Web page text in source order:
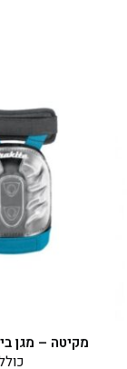
מקיטה – מגן